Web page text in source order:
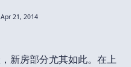
Apr 21, 2014
新房部分尤其如此。在上